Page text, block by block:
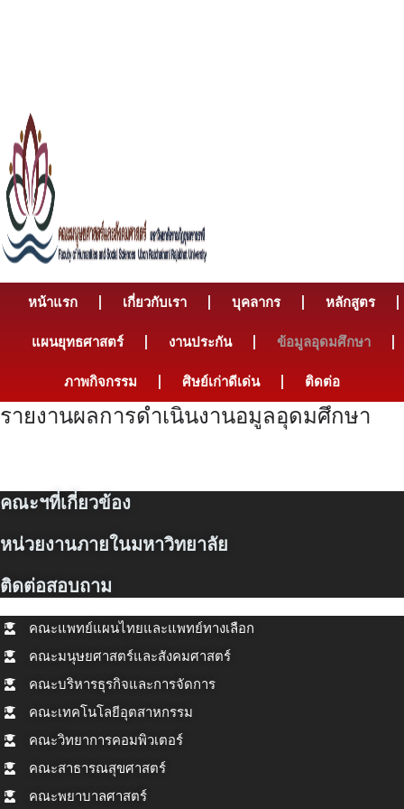
หน้าแรก เกี่ยวกับเรา บุคลากร หลักสูตร
แผนยุทธศาสตร์ งานประกัน ข้อมูลอุดมศึกษา
ภาพกิจกรรม ศิษย์เก่าดีเด่น ติดต่อ
รายงานผลการดำเนินงานอมูลอุดมศึกษา
คณะฯที่เกี่ยวข้อง
หน่วยงานภายในมหาวิทยาลัย
ติดต่อสอบถาม
คณะแพทย์แผนไทยและแพทย์ทางเลือก
คณะมนุษยศาสตร์และสังคมศาสตร์
คณะบริหารธุรกิจและการจัดการ
คณะเทคโนโลยีอุตสาหกรรม
คณะวิทยาการคอมพิวเตอร์
คณะสาธารณสุขศาสตร์
คณะพยาบาลศาสตร์